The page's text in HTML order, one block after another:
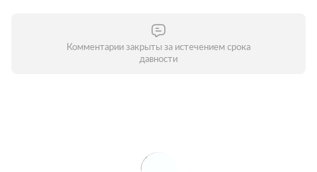
Комментарии закрыты за истечением срока
давности